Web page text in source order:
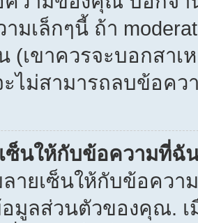
มเล็กๆนี้ ถ้า
(เขาควรจะบอกสา
ไม่สามารถลบข้อค
ซ็นให้กับข้อความที่ฉั
ายเซ็นให้กับข้อคว
มูลส่วนตัวของคุณ.